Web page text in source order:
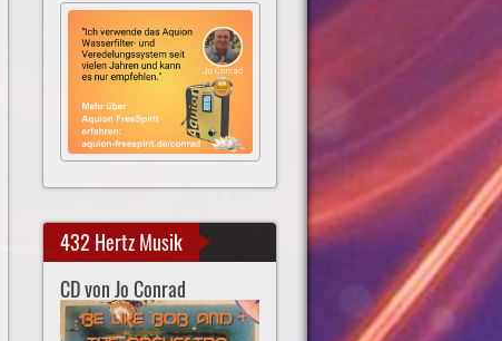
432 Hertz Musik
CD von Jo Conrad